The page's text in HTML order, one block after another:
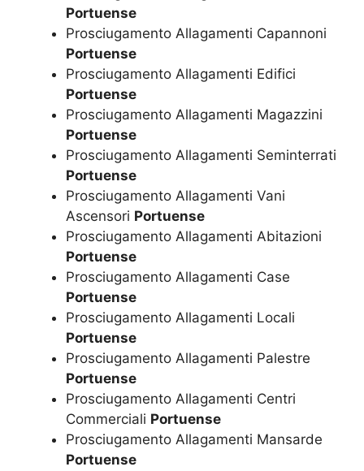
Portuense
Prosciugamento Allagamenti Capannoni
Portuense
Prosciugamento Allagamenti Edifici
Portuense
Prosciugamento Allagamenti Magazzini
Portuense
Prosciugamento Allagamenti Seminterrati
Portuense
Prosciugamento Allagamenti Vani
Ascensori Portuense
Prosciugamento Allagamenti Abitazioni
Portuense
Prosciugamento Allagamenti Case
Portuense
Prosciugamento Allagamenti Locali
Portuense
Prosciugamento Allagamenti Palestre
Portuense
Prosciugamento Allagamenti Centri
Commerciali Portuense
Prosciugamento Allagamenti Mansarde
Portuense